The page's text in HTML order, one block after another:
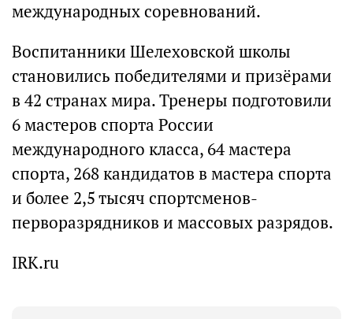
международных соревнований.
Воспитанники Шелеховской школы
становились победителями и призёрами
в 42 странах мира. Тренеры подготовили
6 мастеров спорта России
международного класса, 64 мастера
спорта, 268 кандидатов в мастера спорта
и более 2,5 тысяч спортсменов-
перворазрядников и массовых разрядов.
IRK.ru